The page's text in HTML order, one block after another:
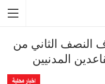
النصف الثاني من
اخبار محلية